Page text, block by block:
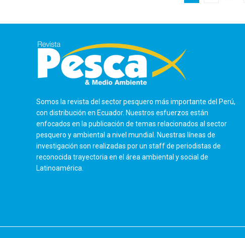
Somos la revista del sector pesquero más importante del Perú,
con distribución en Ecuador. Nuestros esfuerzos están
enfocados en la publicación de temas relacionados al sector
pesquero y ambiental a nivel mundial. Nuestras líneas de
investigación son realizadas por un staff de periodistas de
reconocida trayectoria en el área ambiental y social de
Latinoamérica.